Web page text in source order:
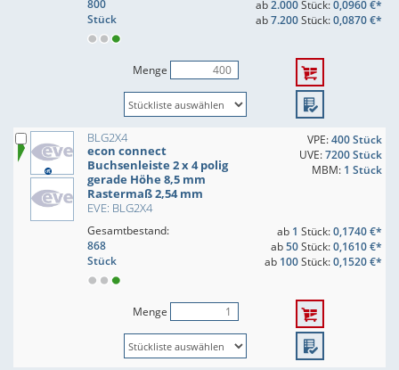
800
Stück
ab2.000Stück:0,0960 €*
ab7.200Stück:0,0870 €*
Menge
BLG2X4
econ connect
Buchsenleiste 2 x 4 polig
gerade Höhe 8,5 mm
Rastermaß 2,54 mm
EVE: BLG2X4
VPE:400 Stück
UVE:7200 Stück
MBM: 1 Stück
Gesamtbestand:
868
Stück
ab 1 Stück:0,1740 €*
ab50Stück:0,1610 €*
ab 100Stück:0,1520 €*
Menge